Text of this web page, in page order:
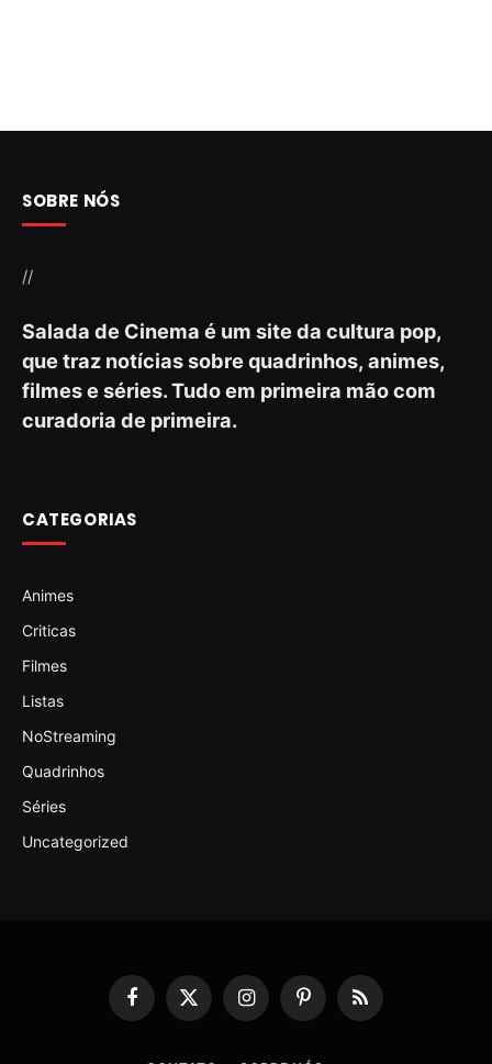
SOBRE NÓS
//
Salada de Cinema é um site da cultura pop,
que traz notícias sobre quadrinhos, animes,
filmes e séries. Tudo em primeira mão com
curadoria de primeira.
CATEGORIAS
Animes
Criticas
Filmes
Listas
NoStreaming
Quadrinhos
Séries
Uncategorized
Facebook
X
InstagramPinterestRSS